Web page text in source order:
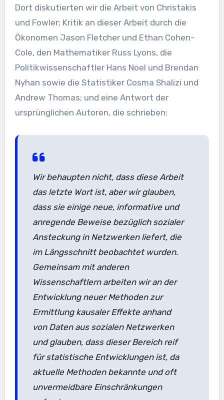
Dort diskutierten wir die Arbeit von Christakis
und Fowler; Kritik an dieser Arbeit durch die
Ökonomen Jason Fletcher und Ethan Cohen-
Cole, den Mathematiker Russ Lyons, die
Politikwissenschaftler Hans Noel und Brendan
Nyhan sowie die Statistiker Cosma Shalizi und
Andrew Thomas; und eine Antwort der
ursprünglichen Autoren, die schrieben:
Wir behaupten nicht, dass diese Arbeit
das letzte Wort ist, aber wir glauben,
dass sie einige neue, informative und
anregende Beweise bezüglich sozialer
Ansteckung in Netzwerken liefert, die
im Längsschnitt beobachtet wurden.
Gemeinsam mit anderen
Wissenschaftlern arbeiten wir an der
Entwicklung neuer Methoden zur
Ermittlung kausaler Effekte anhand
von Daten aus sozialen Netzwerken
und glauben, dass dieser Bereich reif
für statistische Entwicklungen ist, da
aktuelle Methoden bekannte und oft
unvermeidbare Einschränkungen